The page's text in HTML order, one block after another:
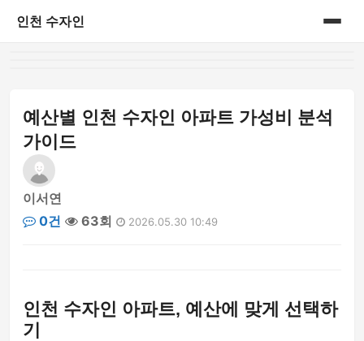
인천 수자인
예산별 인천 수자인 아파트 가성비 분석
가이드
이서연
0건
63회 2026.05.30 10:49
인천 수자인 아파트, 예산에 맞게 선택하
기